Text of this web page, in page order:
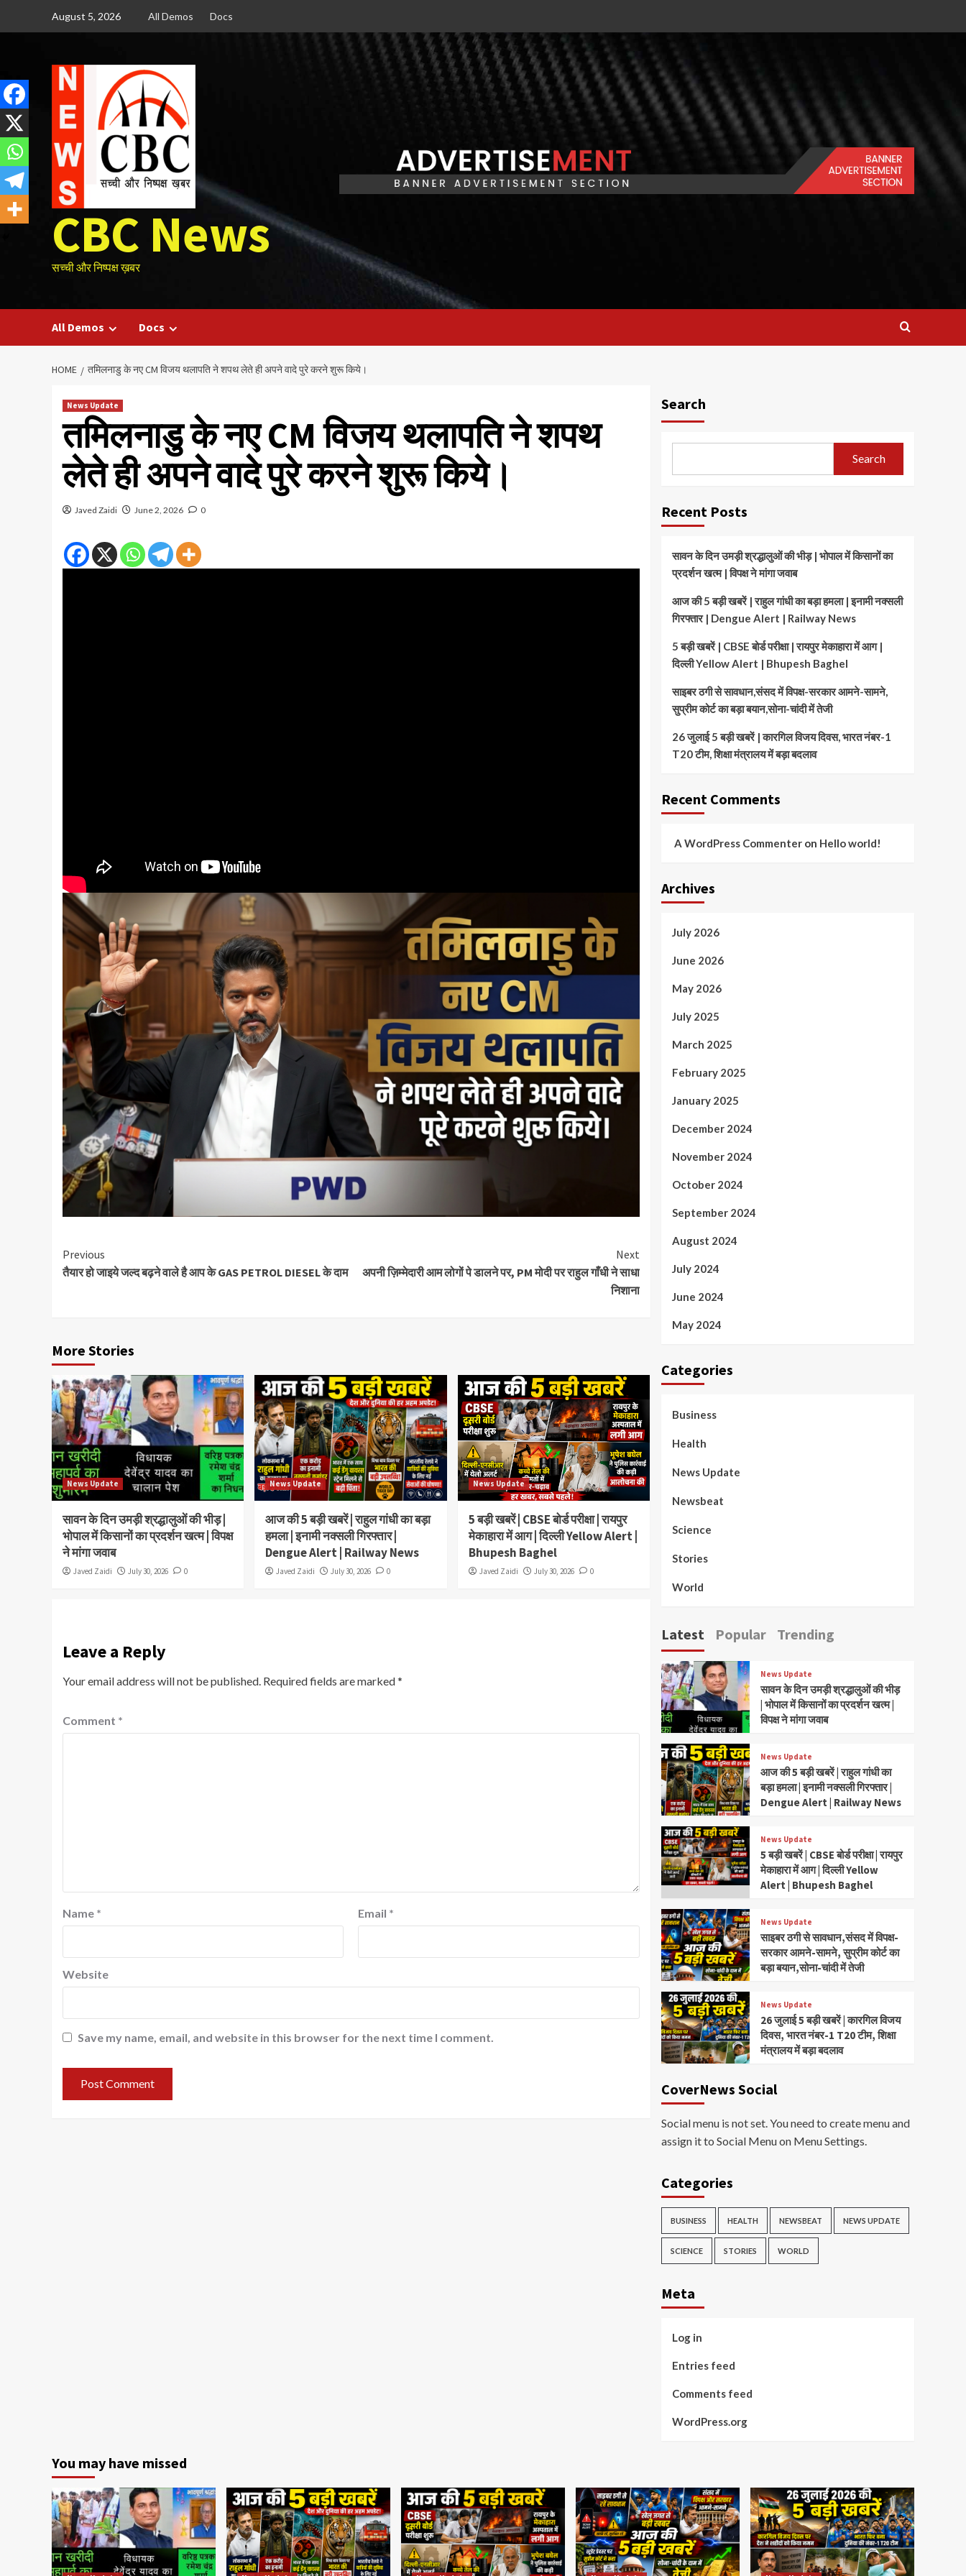
August 5, 2026 All Demos Docs
CBC News
सच्ची और निष्पक्ष ख़बर
All Demos Docs
HOME तमिलनाडु के नए CM विजय थलापति ने शपथ लेते ही अपने वादे पुरे करने शुरू किये।
News Update
तमिलनाडु के नए CM विजय थलापति ने शपथ
लेते ही अपने वादे पुरे करने शुरू किये।
Javed Zaidi June 2, 2026 0
Continue
Reading
Previous
तैयार हो जाइये जल्द बढ़ने वाले है आप के GAS PETROL DIESEL के दाम
Next
अपनी ज़िम्मेदारी आम लोगों पे डालने पर, PM मोदी पर राहुल गाँधी ने साधा
निशाना
More Stories
News Update
सावन के दिन उमड़ी श्रद्धालुओं की भीड़ |
भोपाल में किसानों का प्रदर्शन खत्म | विपक्ष
ने मांगा जवाब
Javed Zaidi July 30, 2026 0
News Update
आज की 5 बड़ी खबरें | राहुल गांधी का बड़ा
हमला | इनामी नक्सली गिरफ्तार |
Dengue Alert | Railway News
Javed Zaidi July 30, 2026 0
News Update
5 बड़ी खबरें | CBSE बोर्ड परीक्षा | रायपुर
मेकाहारा में आग | दिल्ली Yellow Alert |
Bhupesh Baghel
Javed Zaidi July 30, 2026 0
Leave a Reply
Your email address will not be published. Required fields are marked*
Comment *
Name * Email *
Website
Save my name, email, and website in this browser for the next time I comment.
Search
Search
Recent Posts
सावन के दिन उमड़ी श्रद्धालुओं की भीड़ | भोपाल में किसानों का
प्रदर्शन खत्म | विपक्ष ने मांगा जवाब
आज की 5 बड़ी खबरें | राहुल गांधी का बड़ा हमला | इनामी नक्सली
गिरफ्तार | Dengue Alert | Railway News
5 बड़ी खबरें | CBSE बोर्ड परीक्षा | रायपुर मेकाहारा में आग |
दिल्ली Yellow Alert | Bhupesh Baghel
साइबर ठगी से सावधान,संसद में विपक्ष-सरकार आमने-सामने,
सुप्रीम कोर्ट का बड़ा बयान,सोना-चांदी में तेजी
26 जुलाई 5 बड़ी खबरें | कारगिल विजय दिवस, भारत नंबर-1
T20 टीम, शिक्षा मंत्रालय में बड़ा बदलाव
Recent Comments
A WordPress Commenteron Hello world!
Archives
July 2026
June 2026
May 2026
July 2025
March 2025
February 2025
January 2025
December 2024
November 2024
October 2024
September 2024
August 2024
July 2024
June 2024
May 2024
Categories
Business
Health
News Update
Newsbeat
Science
Stories
World
Latest Popular Trending
News Update
सावन के दिन उमड़ी श्रद्धालुओं की भीड़
| भोपाल में किसानों का प्रदर्शन खत्म |
विपक्ष ने मांगा जवाब
News Update
आज की 5 बड़ी खबरें | राहुल गांधी का
बड़ा हमला | इनामी नक्सली गिरफ्तार |
Dengue Alert | Railway News
News Update
5 बड़ी खबरें | CBSE बोर्ड परीक्षा | रायपुर
मेकाहारा में आग | दिल्ली Yellow
Alert | Bhupesh Baghel
News Update
साइबर ठगी से सावधान,संसद में विपक्ष-
सरकार आमने-सामने, सुप्रीम कोर्ट का
बड़ा बयान,सोना-चांदी में तेजी
News Update
26 जुलाई 5 बड़ी खबरें | कारगिल विजय
दिवस, भारत नंबर-1 T20 टीम, शिक्षा
मंत्रालय में बड़ा बदलाव
CoverNews Social
Social menu is not set. You need to create menu and
assign it to Social Menu on Menu Settings.
Categories
BUSINESS HEALTH NEWSBEAT NEWS UPDATE
SCIENCE STORIES WORLD
Meta
Log in
Entries feed
Comments feed
WordPress.org
You may have missed